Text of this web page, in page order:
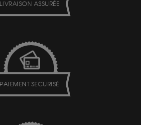
LIVRAISON ASSURÉE
PAIEMENT SECURISÉ